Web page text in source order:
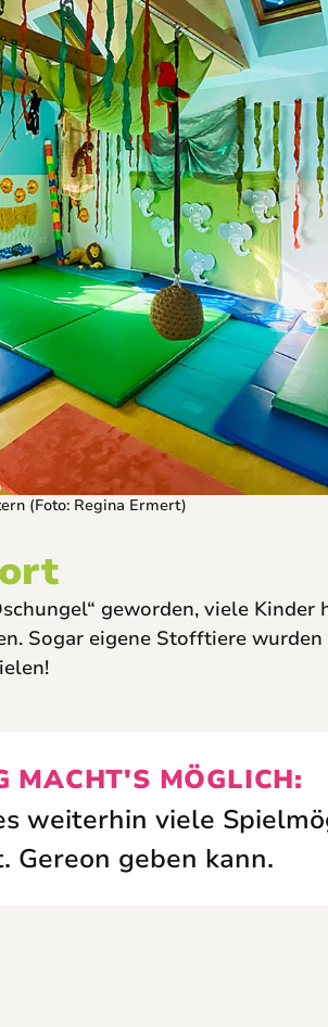
(Foto: Regina Ermert)
geworden, viele Kinder
Sogar eigene Stofftiere wurden
MACHT'S MÖGLICH:
weiterhin viele
Gereon geben kann.